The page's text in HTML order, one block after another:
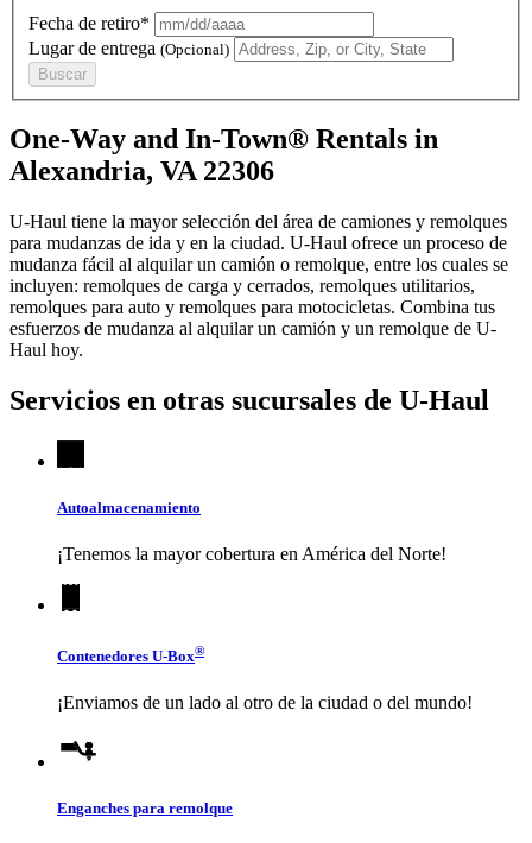
Fecha de retiro*
Lugar de entrega (Opcional)
Buscar
One-Way and In-Town® Rentals in
Alexandria, VA 22306
U-Haul tiene la mayor selección del área de camiones y remolques
para mudanzas de ida y en la ciudad. U-Haul ofrece un proceso de
mudanza fácil al alquilar un camión o remolque, entre los cuales se
incluyen: remolques de carga y cerrados, remolques utilitarios,
remolques para auto y remolques para motocicletas. Combina tus
esfuerzos de mudanza al alquilar un camión y un remolque de U-
Haul hoy.
Servicios en otras sucursales de U-Haul
Autoalmacenamiento
¡Tenemos la mayor cobertura en América del Norte!
Contenedores U-Box®
¡Enviamos de un lado al otro de la ciudad o del mundo!
Enganches para remolque